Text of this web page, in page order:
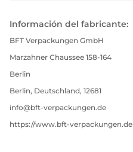
Información del fabricante:
BFT Verpackungen GmbH
Marzahner Chaussee 158-164
Berlin
Berlin, Deutschland, 12681
info@bft-verpackungen.de
https://www.bft-verpackungen.de